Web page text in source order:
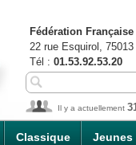
Classique Jeunes
Fédération
22 rue Esquirol,
Tél : 01.53.92.53.20
Il y a actuellement